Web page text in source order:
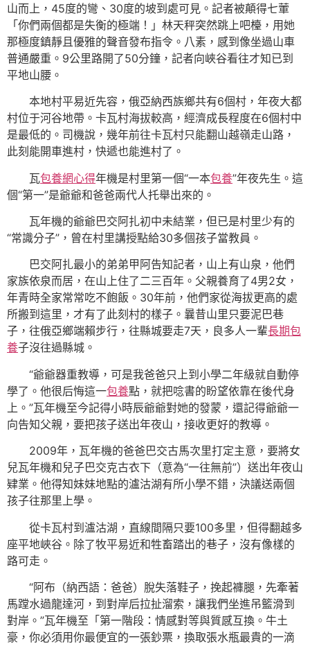
山而上，45度的彎、30度的坡到處可見。記者被顛得七葷
「你們兩個都是失衡的極端！」林天秤突然跳上吧檯，用她
那極度鎮靜且優雅的聲音發布指令。八素，感到像坐過山車
普通嚴重。9公里路開了50分鐘，記者向峽谷看往才知已到
平地山腰。
本地村平易近先容，俄亞納西族鄉共有6個村，年夜大都
村位于河谷地帶。卡瓦村海拔較高，經濟成長程度在6個村中
是最低的。司機說，幾年前往卡瓦村只能翻山越嶺走山路，
此刻能開車進村，快遞也能進村了。
瓦包養網心得年機是村里第一個“一本包養”年夜先生。這
個“第一”是爺爺和爸爸兩代人托舉出來的。
瓦年機的爺爺巴交阿扎初中未結業，但已是村里少有的
“常識分子”，曾在村里講授點給30多個孩子當教員。
巴交阿扎最小的弟弟甲阿告知記者，山上有山泉，他們
家族依泉而居，在山上住了二三百年。父親養育了4男2女，
年青時全家常常吃不飽飯。30年前，他們家從海拔更高的處
所搬到這里，才有了此刻村的樣子。曩昔山里只要泥巴巷
子，往俄亞鄉端賴步行，往縣城要走7天，良多人一輩長期包
養子沒往過縣城。
“爺爺器重教導，可是我爸爸只上到小學二年級就自動停
學了。他很后悔這一包養點，就把唸書的盼望依靠在後代身
上。”瓦年機至今記得小時辰爺爺對她的發蒙，還記得爺爺一
向告知父親，要把孩子送出年夜山，接收更好的教導。
2009年，瓦年機的爸爸巴交古馬次里打定主意，要將女
兒瓦年機和兒子巴交克古衣下（意為“一往無前”）送出年夜山
肄業。他得知妹妹地點的瀘沽湖有所小學不錯，決議送兩個
孩子往那里上學。
從卡瓦村到瀘沽湖，直線間隔只要100多里，但得翻越多
座平地峽谷。除了牧平易近和牲畜踏出的巷子，沒有像樣的
路可走。
“阿布（納西語：爸爸）脫失落鞋子，挽起褲腿，先牽著
馬蹚水過龍達河，到對岸后拉扯溜索，讓我們坐進吊籃滑到
對岸。”瓦年機至「第一階段：情感對等與質感互換。牛土
豪，你必須用你最便宜的一張鈔票，換取張水瓶最貴的一滴